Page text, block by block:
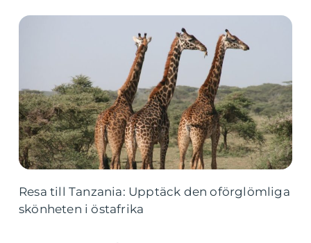
Resa till Tanzania: Upptäck den oförglömliga
skönheten i östafrika